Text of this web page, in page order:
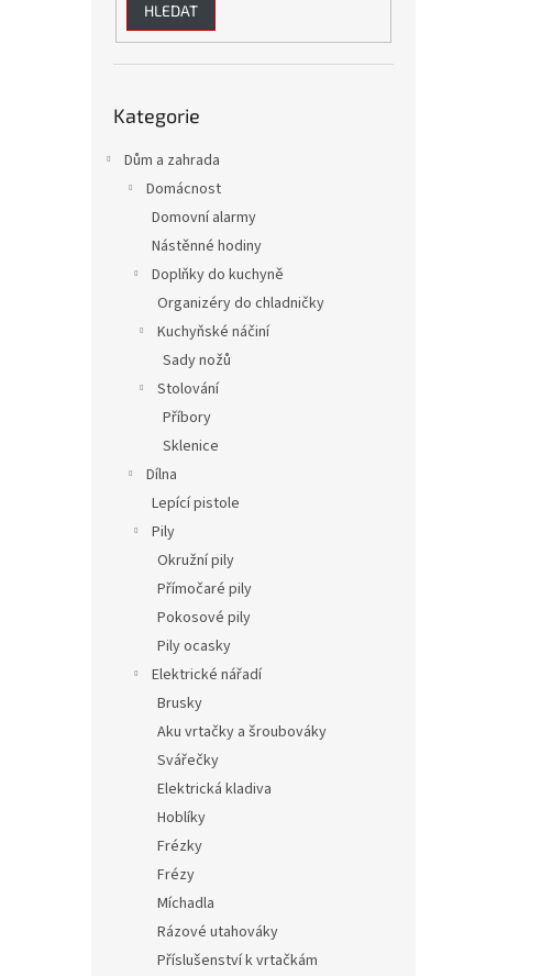
HLEDAT
kategorie
Kategorie
Dům a zahrada
Domácnost
Domovní alarmy
Nástěnné hodiny
Doplňky do kuchyně
Organizéry do chladničky
Kuchyňské náčiní
Sady nožů
Stolování
Příbory
Sklenice
Dílna
Lepící pistole
Pily
Okružní pily
Přímočaré pily
Pokosové pily
Pily ocasky
Elektrické nářadí
Brusky
Aku vrtačky a šroubováky
Svářečky
Elektrická kladiva
Hoblíky
Frézky
Frézy
Míchadla
Rázové utahováky
Příslušenství k vrtačkám